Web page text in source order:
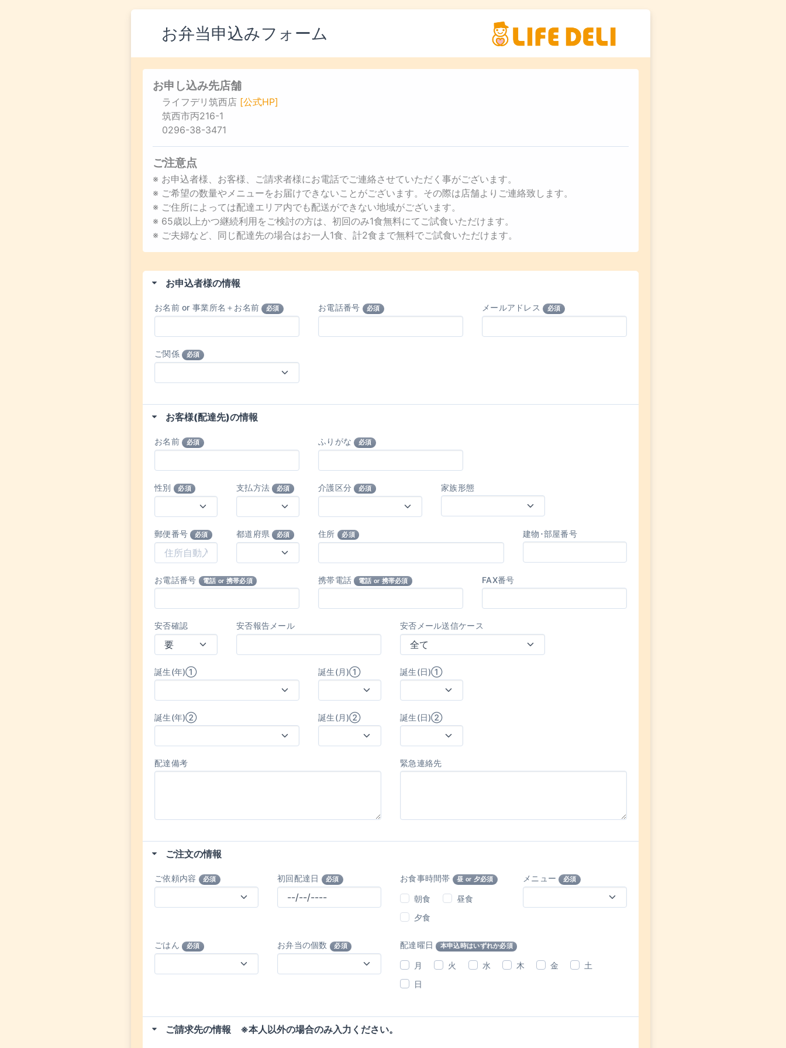
お弁当申込みフォーム
お申し込み先店舗
ライフデリ筑西店 [公式HP]
筑西市丙216-1
0296-38-3471
ご注意点
※ お申込者様、お客様、ご請求者様にお電話でご連絡させていただく事がございます。
※ ご希望の数量やメニューをお届けできないことがございます。その際は店舗よりご連絡致します。
※ ご住所によっては配達エリア内でも配送ができない地域がございます。
※ 65歳以上かつ継続利用をご検討の方は、初回のみ1食無料にてご試食いただけます。
※ ご夫婦など、同じ配達先の場合はお一人1食、計2食まで無料でご試食いただけます。
お申込者様の情報
お名前 or 事業所名＋お名前 必須 お電話番号 必須 メールアドレス 必須
ご関係 必須
お客様(配達先)の情報
お名前 必須 ふりがな 必須
性別 必須 支払方法 必須 介護区分 必須 家族形態
郵便番号 必須 都道府県 必須 住所 必須 建物･部屋番号
お電話番号 電話 or 携帯必須 携帯電話 電話 or 携帯必須 FAX番号
安否確認 安否報告メール 安否メール送信ケース
誕生(年)① 誕生(月)① 誕生(日)①
誕生(年)② 誕生(月)② 誕生(日)②
配達備考 緊急連絡先
ご注文の情報
ご依頼内容 必須 初回配達日 必須 お食事時間帯 昼 or 夕必須
朝食
昼食
夕食
メニュー 必須
ごはん 必須 お弁当の個数 必須 配達曜日 本申込時はいずれか必須
月 火 水 木 金
土
日
ご請求先の情報 ※本人以外の場合のみ入力ください。